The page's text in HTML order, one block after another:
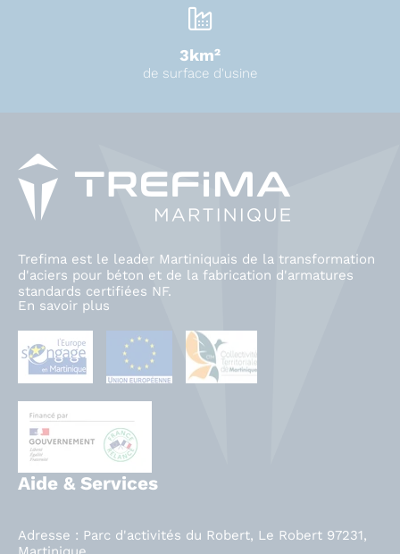
3km²
de surface d'usine
Trefima est le leader Martiniquais de la transformation
d'aciers pour béton et de la fabrication d'armatures
standards certifiées NF.
En savoir plus
Aide & Services
Adresse : Parc d'activités du Robert, Le Robert 97231,